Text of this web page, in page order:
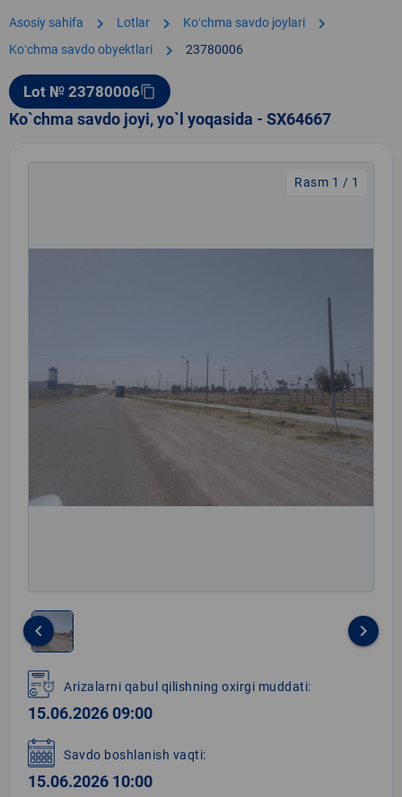
Asosiy sahifa chevron_right Lotlar chevron_right Koʻchma savdo joylari chevron_right
Koʻchma savdo obyektlari chevron_right 23780006
Lot № 23780006content_copy
Ko`chma savdo joyi, yo`l yoqasida - SX64667
Rasm 1 / 1
1
of
1
keyboard_arrow_left keyboard_arrow_right
Arizalarni qabul qilishning oxirgi muddati:
15.06.2026 09:00
Savdo boshlanish vaqti:
15.06.2026 10:00